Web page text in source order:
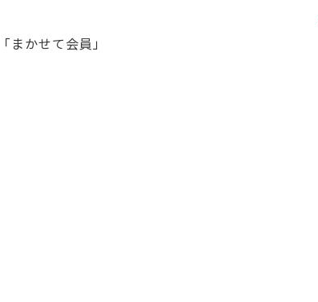
かせて会員」